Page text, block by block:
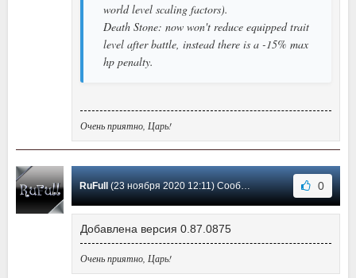
world level scaling factors).
Death Stone: now won't reduce equipped trait
level after battle, instead there is a -15% max
hp penalty.
Очень приятно, Царь!
RuFull(23 ноября 2020 12:11) Сообщение #2 0
Добавлена версия 0.87.0875
Очень приятно, Царь!